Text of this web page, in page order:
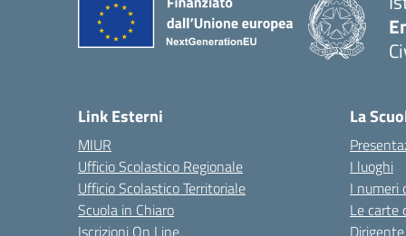
Link Esterni
MIUR
Ufficio Scolastico Regionale
Ufficio Scolastico Territoriale
Scuola in Chiaro
Iscrizioni On Line
La
I luoghi
I numeri
Le carte